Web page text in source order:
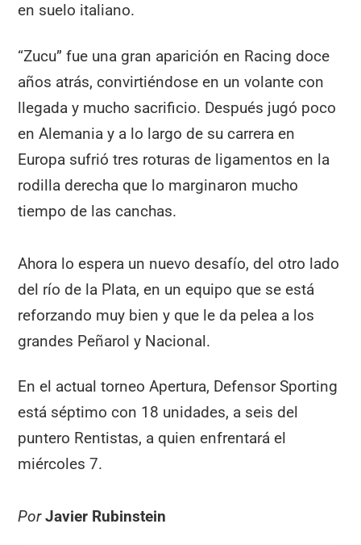
en suelo italiano.
“Zucu” fue una gran aparición en Racing doce
años atrás, convirtiéndose en un volante con
llegada y mucho sacrificio. Después jugó poco
en Alemania y a lo largo de su carrera en
Europa sufrió tres roturas de ligamentos en la
rodilla derecha que lo marginaron mucho
tiempo de las canchas.
Ahora lo espera un nuevo desafío, del otro lado
del río de la Plata, en un equipo que se está
reforzando muy bien y que le da pelea a los
grandes Peñarol y Nacional.
En el actual torneo Apertura, Defensor Sporting
está séptimo con 18 unidades, a seis del
puntero Rentistas, a quien enfrentará el
miércoles 7.
Por Javier Rubinstein